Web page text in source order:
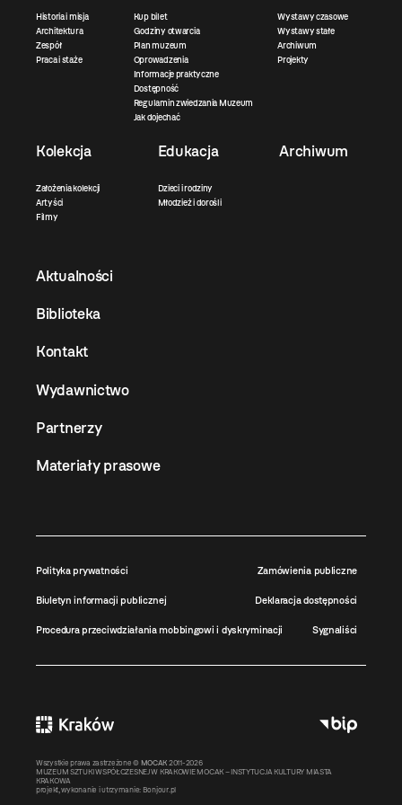
Historia i misja
Architektura
Zespół
Praca i staże
Kup bilet
Godziny otwarcia
Plan muzeum
Oprowadzenia
Informacje praktyczne
Dostępność
Regulamin zwiedzania Muzeum
Jak dojechać
Wystawy czasowe
Wystawy stałe
Archiwum
Projekty
Kolekcja
Założenia kolekcji
Artyści
Filmy
Edukacja
Dzieci i rodziny
Młodzież i dorośli
Archiwum
Aktualności
Biblioteka
Kontakt
Wydawnictwo
Partnerzy
Materiały prasowe
Polityka prywatności Zamówienia publiczne
Biuletyn informacji publicznej Deklaracja dostępności
Procedura przeciwdziałania mobbingowi i dyskryminacji Sygnaliści
Wszystkie prawa zastrzeżone © MOCAK 2011-2026
MUZEUM SZTUKI WSPÓŁCZESNEJ W KRAKOWIE MOCAK – INSTYTUCJA KULTURY MIASTA
KRAKOWA
projekt, wykonanie i utrzymanie: Bonjour.pl